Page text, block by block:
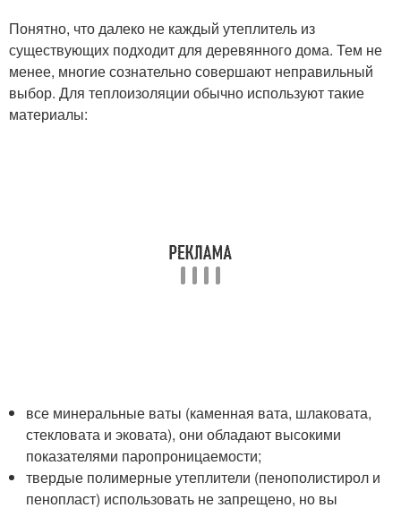
Понятно, что далеко не каждый утеплитель из
существующих подходит для деревянного дома. Тем не
менее, многие сознательно совершают неправильный
выбор. Для теплоизоляции обычно используют такие
материалы:
все минеральные ваты (каменная вата, шлаковата,
стекловата и эковата), они обладают высокими
показателями паропроницаемости;
твердые полимерные утеплители (пенополистирол и
пенопласт) использовать не запрещено, но вы